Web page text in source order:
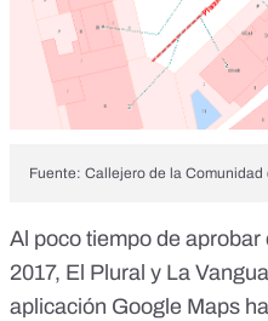
Fuente: Callejero de la Comunidad
Al poco tiempo de
2017, El Plural y La
aplicación Google Maps